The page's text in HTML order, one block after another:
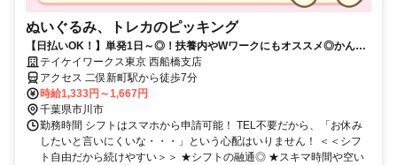
ぬいぐるみ、トレカのピッキング
【日払いOK！】単発1日～◎！扶養内やWワークにもオススメ◎かんた
んWEB登録で好きな時に働ける♪
テイケイワークス東京 西船橋支店
アクセス 二俣新町駅から徒歩7分
時給1,333円～1,667円
千葉県市川市
勤務時間 シフトはスマホから申請可能！ TEL不要だから、「お休み
したいと言いにくいな・・・」という心配はいりません！ ＜＜シフ
ト自由だから続けやすい＞＞ ★シフトの融通◎ ★スキマ時間や空い